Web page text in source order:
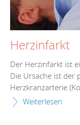
Herzinfarkt
Der Herzinfarkt ist
Die Ursache ist der
Herzkranzarterie
Weiterlesen